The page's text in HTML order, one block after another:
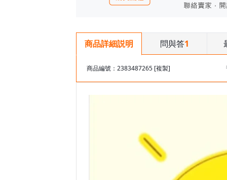
商品詳細説明 問與答1
商品編號：2383487265 [複製]